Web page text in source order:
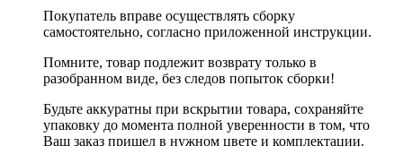
Покупатель вправе осуществлять сборку
самостоятельно, согласно приложенной инструкции.
Помните, товар подлежит возврату только в
разобранном виде, без следов попыток сборки!
Будьте аккуратны при вскрытии товара, сохраняйте
упаковку до момента полной уверенности в том, что
Ваш заказ пришел в нужном цвете и комплектации.